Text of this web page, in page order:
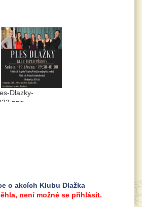
Dlazky-
o akcích Klubu Dlažka
není možné se přihlásit.